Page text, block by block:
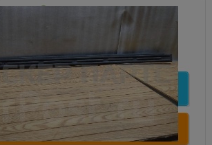
500
Подробнее
Купить